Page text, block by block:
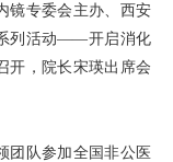
镜专委会主办、西安
列活动——开启消化
开，院长宋瑛出席会
团队参加全国非公医